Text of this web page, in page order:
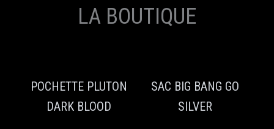
LA BOUTIQUE
POCHETTE PLUTON
DARK BLOOD
SAC BIG BANG GO
SILVER